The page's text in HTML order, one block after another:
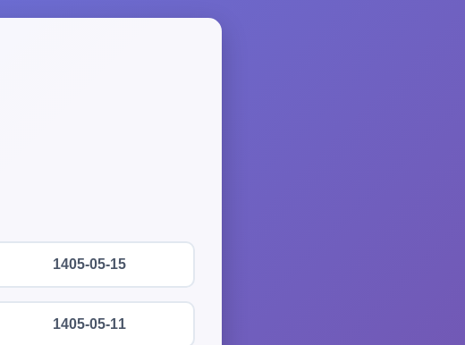
1405-05-15
1405-05-11